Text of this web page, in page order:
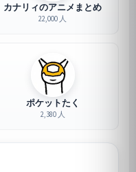
カナリィのアニメまとめ
22,000 人
ポケットたく
2,380 人